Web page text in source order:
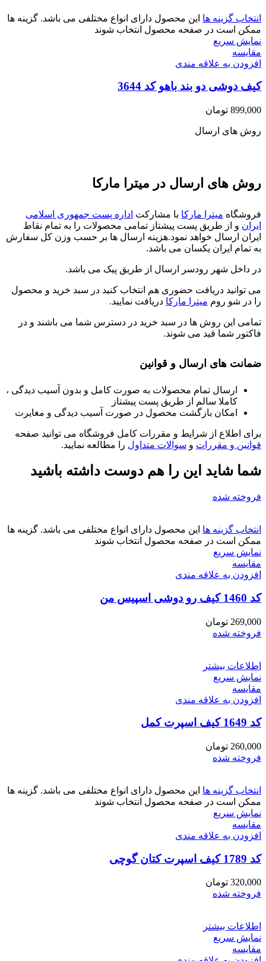
انتخاب گزینه ها این محصول دارای انواع مختلفی می باشد. گزینه ها
ممکن است در صفحه محصول انتخاب شوند
نمایش سریع
مقايسه
افزودن به علاقه مندی
کیف دوشی دو بند باهو کد 3644
899,000 تومان
روش های ارسال
روش های ارسال در میترا مارکا
فروشگاه میترا مارکا با مشارکت اداره پست جمهوری اسلامی
ایران و از طریق پست پیشتاز تمامی محصولات را به تمام نقاط
ایران ارسال خواهد نمود.هزینه ارسال ها بر حسب وزن کل سفارش
به تمام ایران یکسان می باشد.
در داخل شهر رودسر ارسال از طریق پیک می باشد.
می توانید دریافت حضوری هم انتخاب کنید در سبد خرید و محصول
را در شو روم میترا مارکا دریافت نمایید.
تمامی این روش ها در سبد خرید در دسترس شما می باشند و در
فاکتور شما قید می شوند.
ضمانت های ارسال و قوانین
ارسال تمام محصولات به صورت کامل و بدون آسیب دیدگی ،
کاملا سالم از طریق پست پیشتاز
امکان بازگشت محصول در صورت آسیب دیدگی و مغایرت
برای اطلاع از شرایط و مقررات کامل فروشگاه می توانید صفحه
قوانین و مقررات و سوالات متداول را مطالعه نمایید.
شما شاید این را هم دوست داشته باشید
فروخته شده
انتخاب گزینه ها این محصول دارای انواع مختلفی می باشد. گزینه ها
ممکن است در صفحه محصول انتخاب شوند
نمایش سریع
مقايسه
افزودن به علاقه مندی
کد 1460 کیف رو دوشی اسپیس من
269,000 تومان
فروخته شده
اطلاعات بیشتر
نمایش سریع
مقايسه
افزودن به علاقه مندی
کد 1649 کیف اسپرت کمل
260,000 تومان
فروخته شده
انتخاب گزینه ها این محصول دارای انواع مختلفی می باشد. گزینه ها
ممکن است در صفحه محصول انتخاب شوند
نمایش سریع
مقايسه
افزودن به علاقه مندی
کد 1789 کیف اسپرت کتان گوچی
320,000 تومان
فروخته شده
اطلاعات بیشتر
نمایش سریع
مقايسه